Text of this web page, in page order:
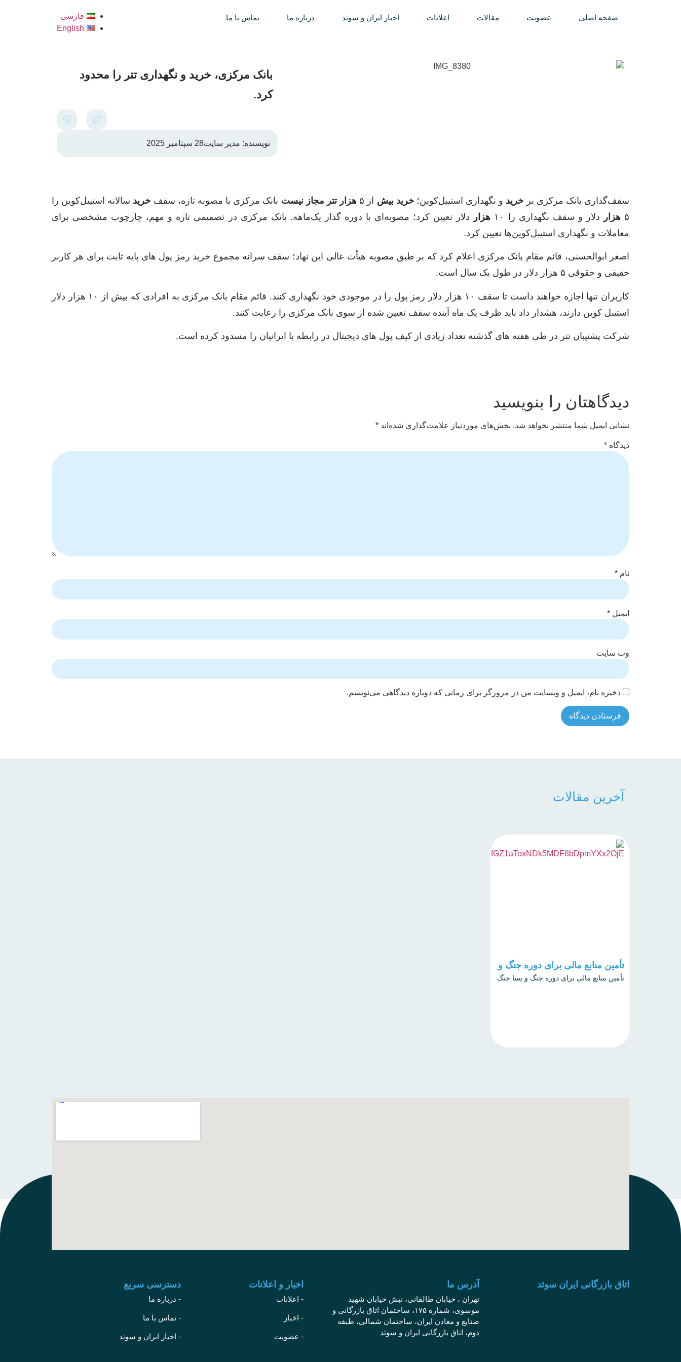
صفحه اصلی عضویت مقالات اعلانات اخبار ایران و سوئد درباره ما تماس با ما
فارسی
English
بانک مرکزی، خرید و نگهداری تتر را محدود
کرد.
نویسنده: مدیر سایت28 سپتامبر 2025
سقف‌گذاری بانک مرکزی بر خرید و نگهداری استیبل‌کوین؛خرید بیش از ۵ هزار تتر مجاز نیست بانک مرکزی با مصوبه تازه، سقف خرید سالانه استیبل‌کوین را
۵ هزار دلار و سقف نگهداری را ۱۰ هزار
دلار تعیین کرد؛ مصوبه‌ای با دوره گذار یک‌ماهه. بانک مرکزی در تصمیمی تازه و مهم، چارچوب مشخصی برای
معاملات و نگهداری استیبل‌کوین‌ها تعیین کرد.
اصغر ابوالحسنی، قائم مقام بانک مرکزی اعلام کرد که بر طبق مصوبه هیأت عالی این نهاد؛ سقف سرانه مجموع خرید رمز پول های پایه ثابت برای هر کاربر
حقیقی و حقوقی ۵ هزار دلار در طول یک سال است.
کاربران تنها اجازه خواهند داست تا سقف ۱۰ هزار دلار رمز پول را در موجودی خود نگهداری کنند. قائم مقام بانک مرکزی به افرادی که بیش از ۱۰ هزار دلار
استیبل کوین دارند، هشدار داد باید ظرف یک ماه آینده سقف تعیین شده از سوی بانک مرکزی را رعایت کنند.
شرکت پشتیبان تتر در طی هفته های گذشته تعداد زیادی از کیف پول های دیجیتال در رابطه با ایرانیان را مسدود کرده است.
دیدگاهتان را بنویسید
نشانی ایمیل شما منتشر نخواهد شد. بخش‌های موردنیاز علامت‌گذاری شده‌اند *
دیدگاه *
نام *
ایمیل *
وب‌ سایت
ذخیره نام، ایمیل و وبسایت من در مرورگر برای زمانی که دوباره دیدگاهی می‌نویسم.
آخرین مقالات
تأمین منابع مالی برای دوره جنگ و
پسا جنگ
تأمین منابع مالی برای دوره جنگ و پسا جنگ
اتاق بازرگانی ایران سوئد آدرس ما
تهران ، خیابان طالقانی، نبش خیابان شهید
موسوی، شماره ۱۷۵، ساختمان اتاق بازرگانی و
صنایع و معادن ایران، ساختمان شمالی، طبقه
دوم، اتاق بازرگانی ایران و سوئد
اخبار و اعلانات
- اعلانات
- اخبار
- عضویت
دسترسی سریع
- درباره ما
- تماس با ما
- اخبار ایران و سوئد